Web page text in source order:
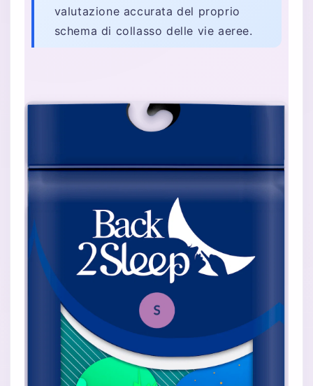
valutazione accurata del proprio
schema di collasso delle vie aeree.